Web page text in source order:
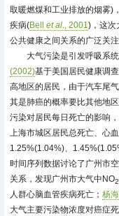
取暖燃煤和工业排放的烟雾)
疾病(Bell et al., 2001)，这次
公共健康之间关系的广泛关
大气污染是引发呼吸系
(2002)基于美国居民健康调
高地区的居民，由于汽车尾
其是肺癌的概率要比其他地
污染对居民每日死亡的影响
上海市城区居民总死亡、心
1.25%(1.04%)、
时间序列数据讨论了广州市
关系，发现广州市大气中NO2
人群心脑血管疾病死亡； 杨
大气主要污染物浓度对癌症